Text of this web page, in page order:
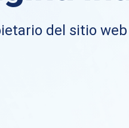
del sitio